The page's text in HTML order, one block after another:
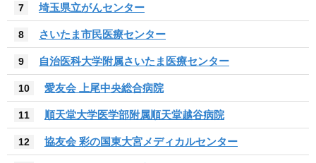
7 埼玉県立がんセンター
8 さいたま市民医療センター
9 自治医科大学附属さいたま医療センター
10 愛友会 上尾中央総合病院
11 順天堂大学医学部附属順天堂越谷病院
12 協友会 彩の国東大宮メディカルセンター